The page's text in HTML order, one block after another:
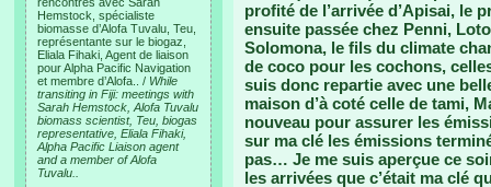
Hemstock, spécialiste
biomasse d’Alofa Tuvalu, Teu,
représentante sur le biogaz,
Eliala Fihaki, Agent de liaison
pour Alpha Pacific Navigation
et membre d’Alofa.. / While
transiting in Fiji: meetings with
Sarah Hemstock, Alofa Tuvalu
biomass scientist, Teu, biogas
representative, Eliala Fihaki,
Alpha Pacific Liaison agent
and a member of Alofa
Tuvalu..
profité de l’arrivée d’Apisai, le
ensuite passée chez Penni,
Solomona, le fils du climate
de coco pour les cochons,
suis donc repartie avec une
maison d’à coté celle de tami,
nouveau pour assurer les
sur ma clé les émissions
pas… Je me suis aperçue ce
les arrivées que c’était ma clé